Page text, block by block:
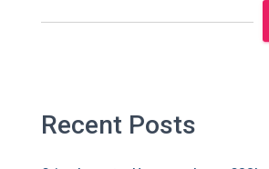
Recent Posts